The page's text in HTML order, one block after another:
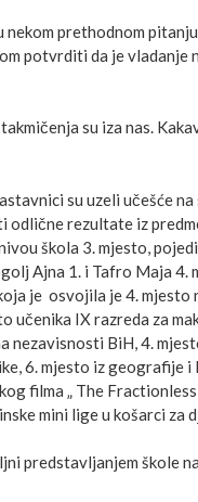
nekom prethodnom
potvrditi da je vladanje
su iza nas.
su uzeli učešće na
odlične rezultate iz
škola 3. mjesto,
Ajna 1. i Tafro Maja 4.
je osvojila je 4. mjesto
učenika IX razreda za
nezavisnosti BiH, 4.
6. mjesto iz geografije
filma „ The
mini lige u košarci za
predstavljanjem škole